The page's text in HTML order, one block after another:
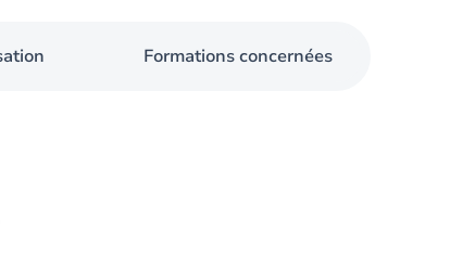
Formations concernées